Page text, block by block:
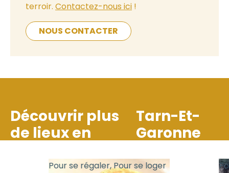
terroir. Contactez-nous ici !
NOUS CONTACTER
Découvrir plus
de lieux en
Tarn-Et-
Garonne
Pour se régaler, Pour se loger